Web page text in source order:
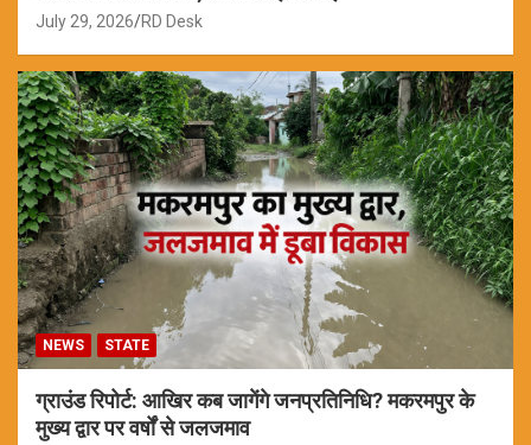
July 29, 2026 RD Desk
NEWS STATE
ग्राउंड रिपोर्ट: आखिर कब जागेंगे जनप्रतिनिधि? मकरमपुर के
मुख्य द्वार पर वर्षों से जलजमाव